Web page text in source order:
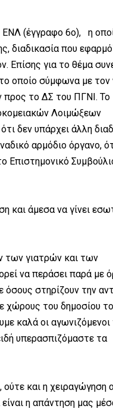
ΕΝΛ (έγγραφο 6ο), η
διαδικασία που
Επίσης για το θέμα
οποίο σύμφωνα με τον
προς το ΔΣ του ΠΓΝΙ. Το
Λοιμώξεων
δεν υπάρχει άλλη
αρμόδιο όργανο,
Επιστημονικό
και άμεσα να γίνει
των γιατρών και των
να περάσει παρά με
όσους στηρίζουν την
χώρους του δημοσίου το
καλά οι αγωνιζόμενοι
υπερασπιζόμαστε τα
ούτε και η χειραγώγηση
η απάντηση μας